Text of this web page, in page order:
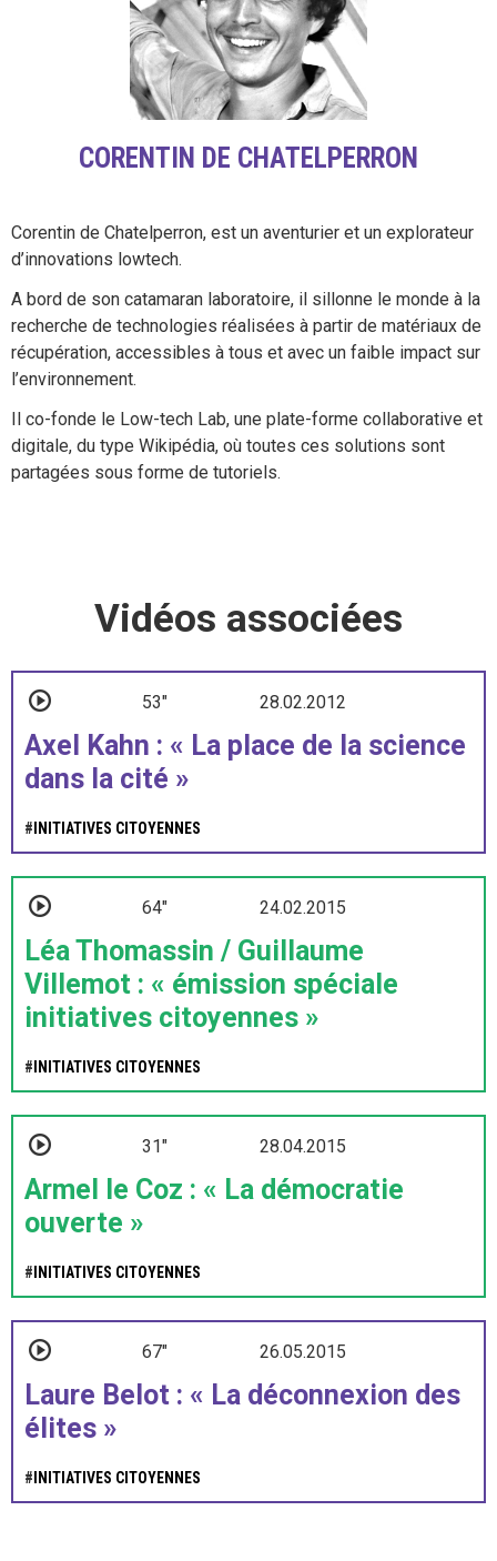
CORENTIN DE CHATELPERRON
Corentin de Chatelperron, est un aventurier et un explorateur
d’innovations lowtech.
A bord de son catamaran laboratoire, il sillonne le monde à la
recherche de technologies réalisées à partir de matériaux de
récupération, accessibles à tous et avec un faible impact sur
l’environnement.
Il co-fonde le Low-tech Lab, une plate-forme collaborative et
digitale, du type Wikipédia, où toutes ces solutions sont
partagées sous forme de tutoriels.
Vidéos associées
53" 28.02.2012
Axel Kahn : « La place de la science
dans la cité »
# INITIATIVES CITOYENNES
64" 24.02.2015
Léa Thomassin / Guillaume
Villemot : « émission spéciale
initiatives citoyennes »
# INITIATIVES CITOYENNES
31" 28.04.2015
Armel le Coz : « La démocratie
ouverte »
# INITIATIVES CITOYENNES
67" 26.05.2015
Laure Belot : « La déconnexion des
élites »
# INITIATIVES CITOYENNES